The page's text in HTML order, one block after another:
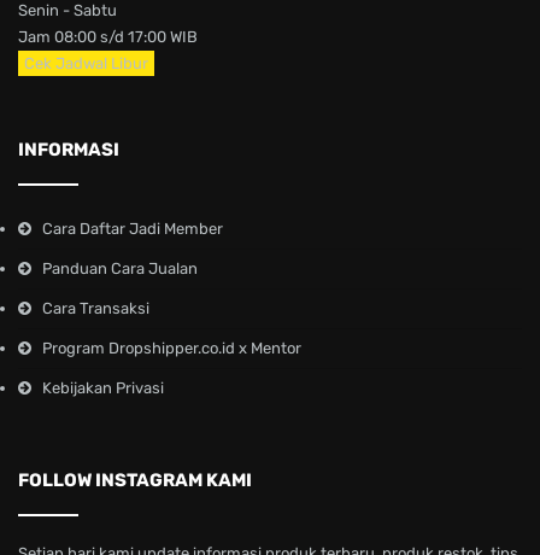
Senin - Sabtu
Jam 08:00 s/d 17:00 WIB
Cek Jadwal Libur
INFORMASI
Cara Daftar Jadi Member
Panduan Cara Jualan
Cara Transaksi
Program Dropshipper.co.id x Mentor
Kebijakan Privasi
FOLLOW INSTAGRAM KAMI